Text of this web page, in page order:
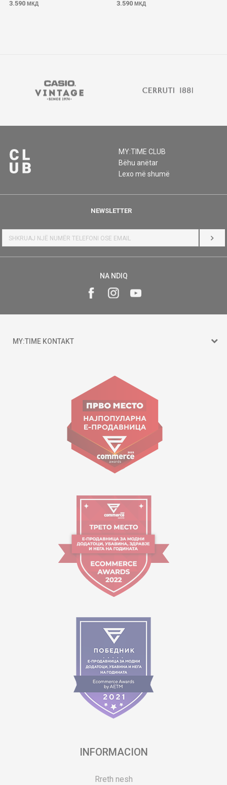
3.590 МКД 3.590 МКД
MY:TIME CLUB
Bëhu anëtar
Lexo më shumë
NEWSLETTER
HYR
NA NDIQ
MY:TIME KONTAKT
Goce Nikolovski 74 Shkup
contact@mytime.mk
Orari i punës:
09:00 - 17:00
INFORMACION
Rreth nesh